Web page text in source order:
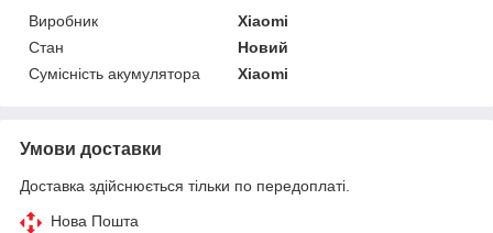
Виробник
Xiaomi
Стан
Новий
Сумісність акумулятора
Xiaomi
Умови доставки
Доставка здійснюється тільки по передоплаті.
Нова Пошта